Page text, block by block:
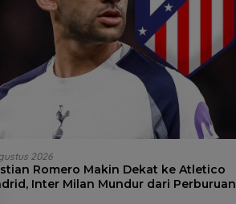
2026
Romero Makin Dekat ke Atletico
Inter Milan Mundur dari Perburuan